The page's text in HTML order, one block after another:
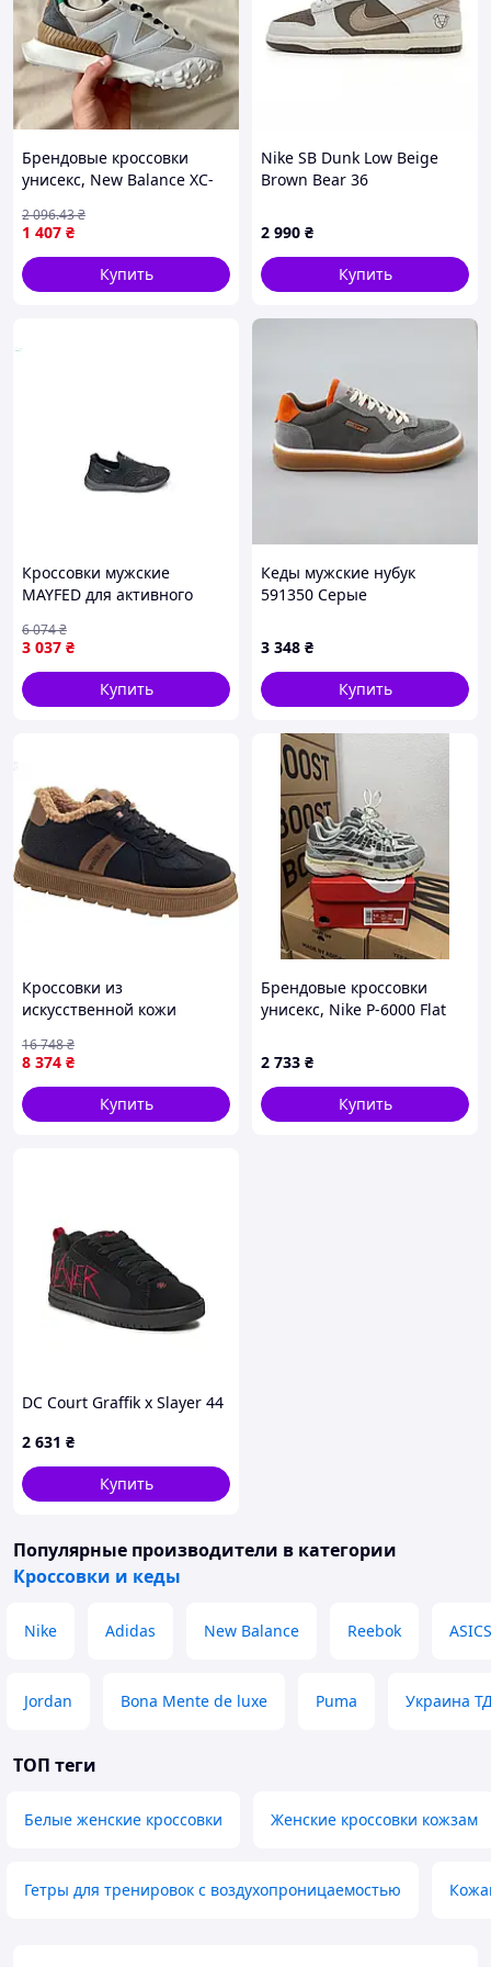
Брендовые кроссовки
унисекс, New Balance XC-
1 407 ₴
2 096.43₴
Купить
Nike SB Dunk Low Beige
Brown Bear 36
2 990 ₴
Купить
Кроссовки мужские
MAYFED для активного
носки черные с сетчатым
верхом и ПВХ подошвой
3 037 ₴
6 074₴
Купить
Кеды мужские нубук
591350 Серые
3 348 ₴
Купить
Кроссовки из
искусственной кожи
черно-коричневые
арт.5108 для осени и зимы
8 374 ₴
16 748₴
Купить
Брендовые кроссовки
унисекс, Nike P-6000 Flat
2 733 ₴
Купить
DC Court Graffik x Slayer 44
2 631 ₴
Купить
Популярные производители в категории
Кроссовки и кеды
Nike Adidas New Balance Reebok ASICS
Jordan Bona Mente de luxe Puma Украина
ТОП теги
Белые женские кроссовки Женские кроссовки кожзам
Гетры для тренировок с воздухопроницаемостью